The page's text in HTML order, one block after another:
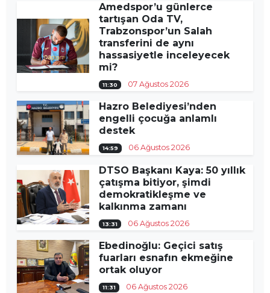
Amedspor’u günlerce
tartışan Oda TV,
Trabzonspor’un Salah
transferini de aynı
hassasiyetle inceleyecek
mi?
11:30 07 Ağustos 2026
Hazro Belediyesi’nden
engelli çocuğa anlamlı
destek
14:59 06 Ağustos 2026
DTSO Başkanı Kaya: 50 yıllık
çatışma bitiyor, şimdi
demokratikleşme ve
kalkınma zamanı
13:31 06 Ağustos 2026
Ebedinoğlu: Geçici satış
fuarları esnafın ekmeğine
ortak oluyor
11:31 06 Ağustos 2026